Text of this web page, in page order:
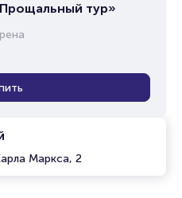
Маркса, 2
тур»